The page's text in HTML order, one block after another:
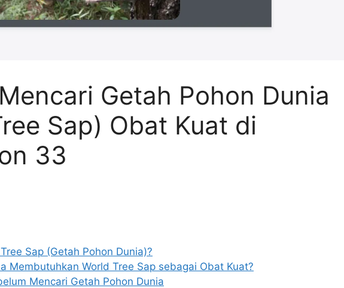
Getah Pohon Dunia
Sap) Obat Kuat di
33
Sap (Getah Pohon Dunia)?
Membutuhkan World Tree Sap sebagai Obat Kuat?
Mencari Getah Pohon Dunia